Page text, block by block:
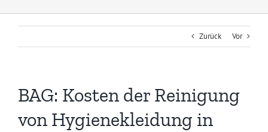
Zurück Vor
BAG: Kosten der Reinigung
von Hygienekleidung in